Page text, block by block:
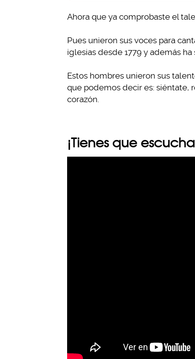
Ahora que ya comprobaste el
Pues unieron sus voces para
iglesias desde 1779 y además
Estos hombres unieron sus
que podemos decir es: siéntate,
corazón.
¡Tienes que